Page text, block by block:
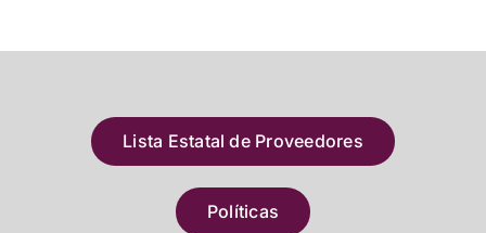
Lista Estatal de Proveedores
Políticas